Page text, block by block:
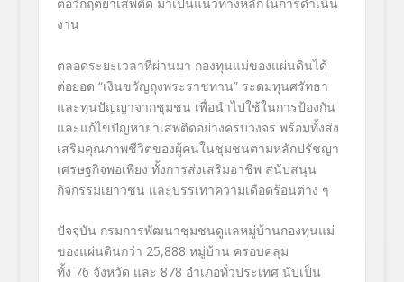
งาน
ตลอดระยะเวลาที่ผ่านมา กองทุนแม่ของแผ่นดินได้
ต่อยอด “เงินขวัญถุงพระราชทาน” ระดมทุนศรัทธา
และทุนปัญญาจากชุมชน เพื่อนำไปใช้ในการป้องกัน
และแก้ไขปัญหายาเสพติดอย่างครบวงจร พร้อมทั้งส่ง
เสริมคุณภาพชีวิตของผู้คนในชุมชนตามหลักปรัชญา
เศรษฐกิจพอเพียง ทั้งการส่งเสริมอาชีพ สนับสนุน
กิจกรรมเยาวชน และบรรเทาความเดือดร้อนต่าง ๆ
ปัจจุบัน กรมการพัฒนาชุมชนดูแลหมู่บ้านกองทุนแม่
ของแผ่นดินกว่า 25,888 หมู่บ้าน ครอบคลุม
ทั้ง 76 จังหวัด และ 878 อำเภอทั่วประเทศ นับเป็น